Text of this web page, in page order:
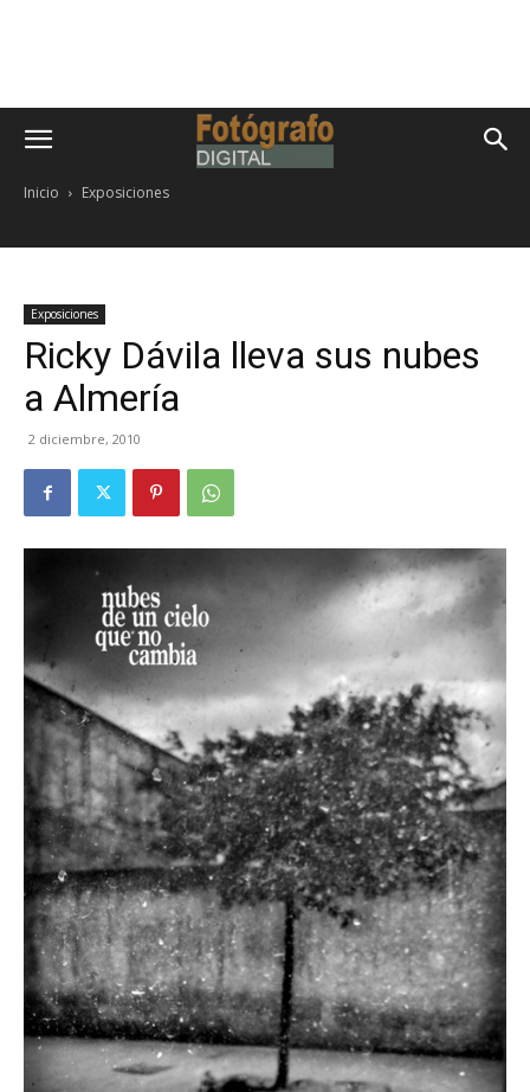
Inicio Exposiciones
Exposiciones
Ricky Dávila lleva sus nubes
a Almería
2 diciembre, 2010